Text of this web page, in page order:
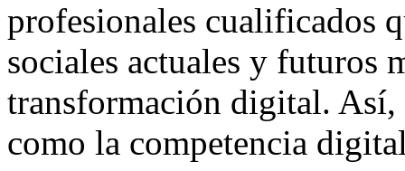
profesionales cualificados
sociales actuales y futuros
transformación digital. Así,
como la competencia